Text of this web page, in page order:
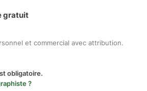
gratuit
et commercial avec attribution.
obligatoire.
?